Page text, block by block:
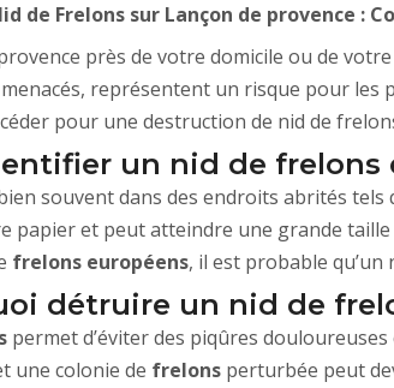
de Frelons sur Lançon de provence :
près de votre domicile ou de
représentent un risque pour les
pour une destruction de nid de
un nid de frelons
souvent dans des endroits abrités
papier et peut atteindre une grande
frelons européens, il est probable
détruire un nid de
permet d’éviter des piqûres
une colonie de frelonsperturbée peut